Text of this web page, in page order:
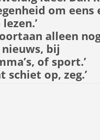
om eens
alleen
bij
of sport.’
schiet op, zeg.’